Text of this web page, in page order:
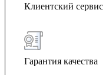
Клиентский сервис
Гарантия качества